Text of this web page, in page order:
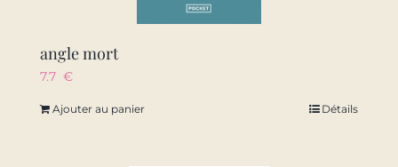
angle mort
7.7 €
Ajouter au panier Détails